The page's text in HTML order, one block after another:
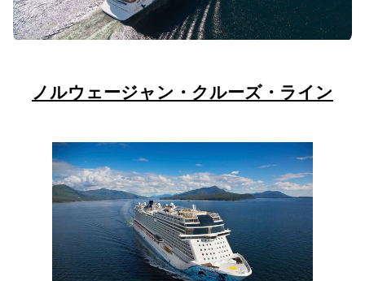
ノルウェージャン・クルーズ・ライン